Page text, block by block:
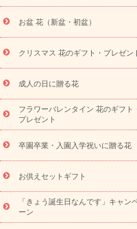
降に贈る花
通夜・葬儀に
お供え プリザーブドフラワー
盆・初盆）
その他 お祝
ビジネス用
ご自宅用
ドフラワー
スタイルから
ンド花
お祝い お供え・
ディ胡蝶蘭・お祝い
ミデ
観葉植物
観葉植物 産
お祝い
お供え・お悔やみ
プチギフト（hanamore -ハナ
キューピットのeGfit
カラ
ド
お花の種類
お祝い お祝い・3000円
5000円～
お祝い・7000円
悔やみ
お盆 花（新盆・初盆）
クリスマス 花のギフト・プレゼン
成人の日に贈る花
フラワーバレンタイン 花のギフト
プレゼント
卒園卒業・入園入学祝いに贈る花
お供えセットギフト
「きょう誕生日なんです」キャン
ーン